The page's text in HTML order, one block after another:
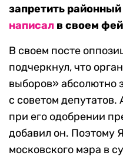
запретить
написал в своем
В своем посте
подчеркнул, что
выборов» абсолютно
с советом
при его одобрении
добавил он. Поэтому
московского мэра в